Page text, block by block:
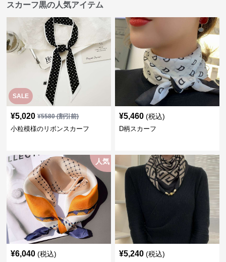
スカーフ黒の人気アイテム
SALE
¥5,020 ¥5580(割引前)
小粒模様のリボンスカーフ
¥5,460 (税込)
D柄スカーフ
人気
¥6,040 (税込) ¥5,240 (税込)